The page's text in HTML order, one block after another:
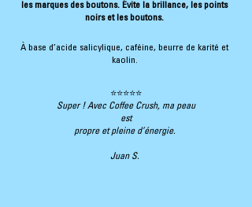
les marques des boutons. Évite la brillance, les points
noirs et les boutons.
À base d’acide salicylique, caféine, beurre de karité et
kaolin.
⭐⭐⭐⭐⭐
Super ! Avec Coffee Crush, ma peau
est
propre et pleine d’énergie.
Juan S.